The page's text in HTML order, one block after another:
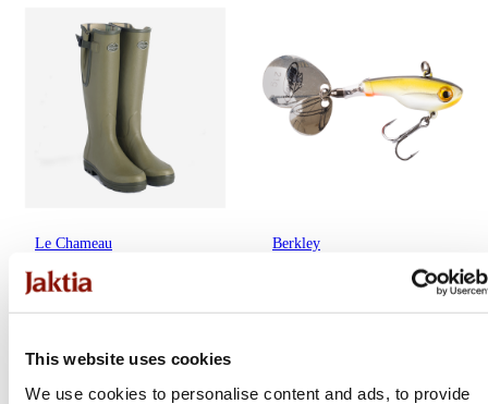
This website uses cookies
We use cookies to personalise content and ads, to provide
Le Chameau
Men's Vierzon Jersey
Från 2 190 kr 2 400 kr
Berkley
Pulse Spintail | 7cm | 14g
Flera varianter
Från 99 kr